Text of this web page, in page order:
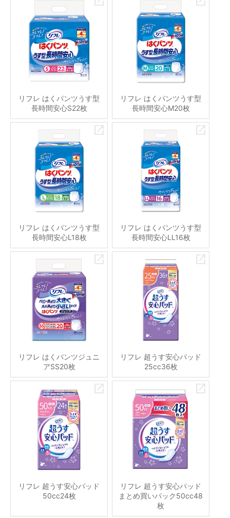
リフレ はくパンツうす型
長時間安心S22枚
リフレ はくパンツうす型
長時間安心M20枚
リフレ はくパンツうす型
長時間安心L18枚
リフレ はくパンツうす型
長時間安心LL16枚
リフレ はくパンツジュニ
アSS20枚
リフレ 超うす安心パッド
25cc36枚
リフレ 超うす安心パッド
50cc24枚
リフレ 超うす安心パッド
まとめ買いパック50cc48
枚